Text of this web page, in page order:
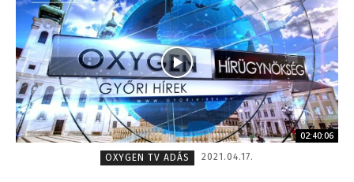
02:40:06
OXYGEN TV ADÁS
2021.04.17.